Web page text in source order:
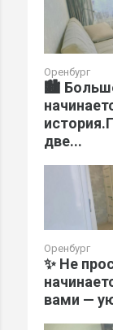
Оренбург
🏙️
две...
Оренбург
✨ Не
вами —